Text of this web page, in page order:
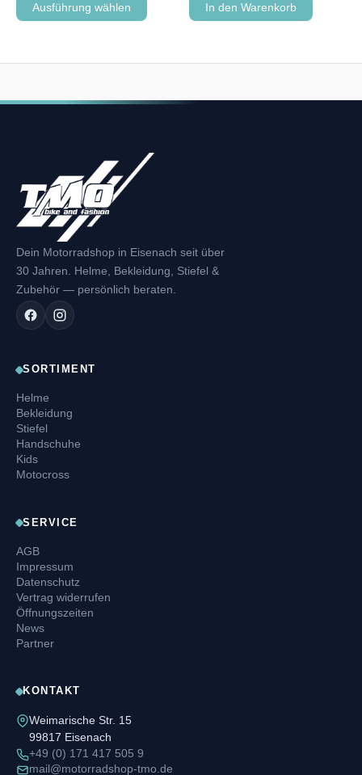
Ausführung wählen In den Warenkorb
Dein Motorradshop in Eisenach seit über
30 Jahren. Helme, Bekleidung, Stiefel &
Zubehör — persönlich beraten.
SORTIMENT
Helme
Bekleidung
Stiefel
Handschuhe
Kids
Motocross
SERVICE
AGB
Impressum
Datenschutz
Vertrag widerrufen
Öffnungszeiten
News
Partner
KONTAKT
Weimarische Str. 15
99817 Eisenach
+49 (0) 171 417 505 9
mail@motorradshop-tmo.de